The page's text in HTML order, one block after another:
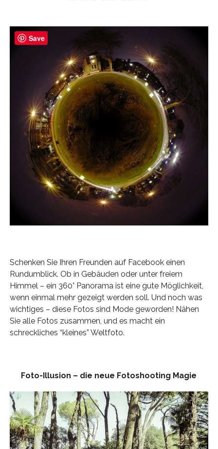
Schenken Sie Ihren Freunden auf Facebook einen
Rundumblick. Ob in Gebäuden oder unter freiem
Himmel – ein 360° Panorama ist eine gute Möglichkeit,
wenn einmal mehr gezeigt werden soll. Und noch was
wichtiges – diese Fotos sind Mode geworden! Nähen
Sie alle Fotos zusammen, und es macht ein
schreckliches “kleines” Weltfoto.
Foto-Illusion – die neue Fotoshooting Magie
Save